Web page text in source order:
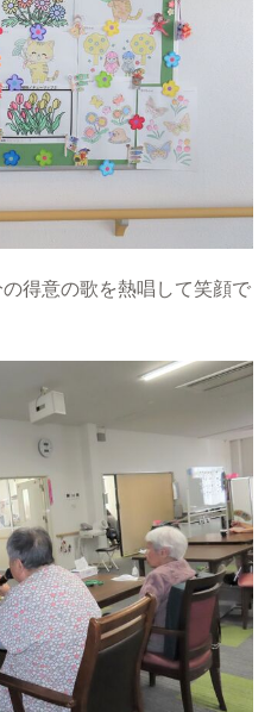
得意の歌を熱唱して笑顔で